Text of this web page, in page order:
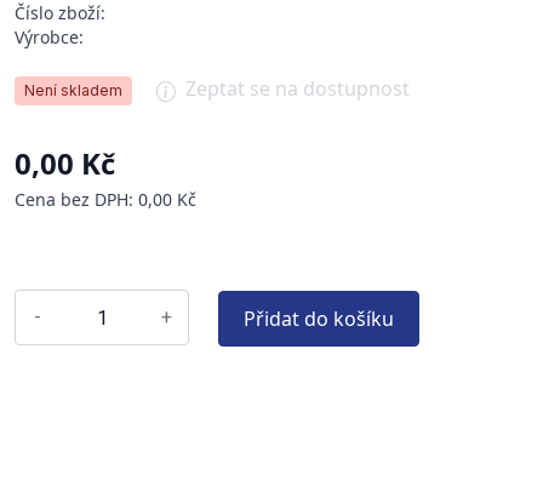
Číslo zboží:
Výrobce:
Není skladem Zeptat se na dostupnost
0,00 Kč
Cena bez DPH: 0,00 Kč
- + Přidat do košíku